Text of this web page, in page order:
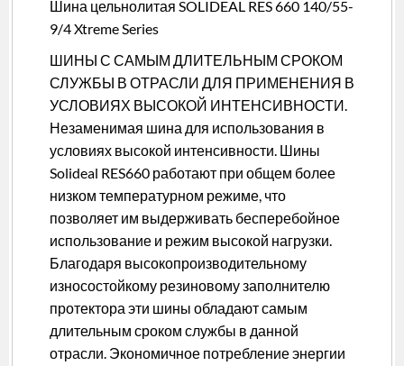
Шина цельнолитая SOLIDEAL RES 660 140/55-
9/4 Xtreme Series
ШИНЫ С САМЫМ ДЛИТЕЛЬНЫМ СРОКОМ
СЛУЖБЫ В ОТРАСЛИ ДЛЯ ПРИМЕНЕНИЯ В
УСЛОВИЯХ ВЫСОКОЙ ИНТЕНСИВНОСТИ.
Незаменимая шина для использования в
условиях высокой интенсивности. Шины
Solideal RES660 работают при общем более
низком температурном режиме, что
позволяет им выдерживать бесперебойное
использование и режим высокой нагрузки.
Благодаря высокопроизводительному
износостойкому резиновому заполнителю
протектора эти шины обладают самым
длительным сроком службы в данной
отрасли. Экономичное потребление энергии